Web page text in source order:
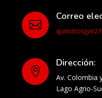

Correo

Dirección:
Av. Colombia
Lago Agrio-